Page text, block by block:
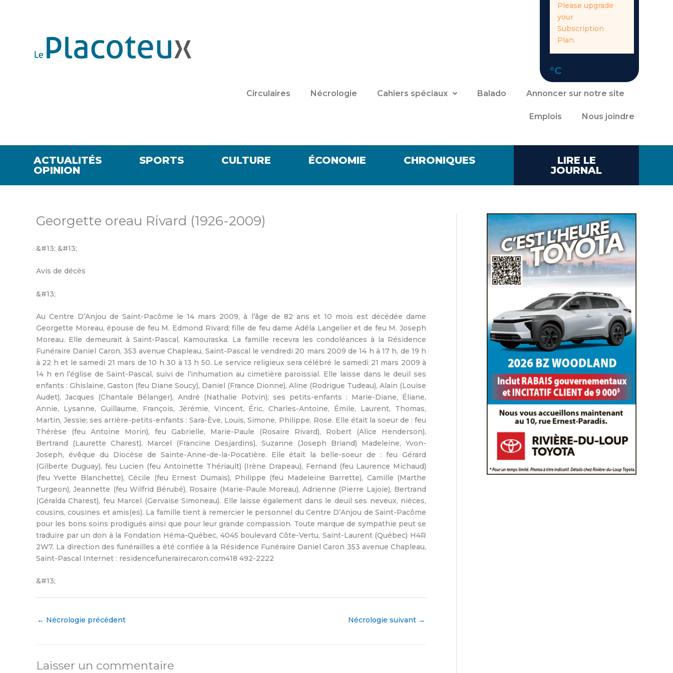
Please upgrade
your
Subscription
Plan.
°C
Circulaires Nécrologie Cahiers spéciaux Balado Annoncer sur notre site
Emplois Nous joindre
ACTUALITÉS SPORTS CULTURE ÉCONOMIE
CHRONIQUES
OPINION
LIRE LE
JOURNAL
Georgette oreau Rivard (1926-2009)
&#13; &#13;
Avis de décès
&#13;
Au Centre D’Anjou de Saint-Pacôme le 14 mars 2009, à l’âge de 82 ans et 10 mois est décédée dame
Georgette Moreau, épouse de feu M. Edmond Rivard; fille de feu dame Adéla Langelier et de feu M. Joseph
Moreau. Elle demeurait à Saint-Pascal, Kamouraska. La famille recevra les condoléances à la Résidence
Funéraire Daniel Caron, 353 avenue Chapleau, Saint-Pascal le vendredi 20 mars 2009 de 14 h à 17 h, de 19 h
à 22 h et le samedi 21 mars de 10 h 30 à 13 h 50. Le service religieux sera célébré le samedi 21 mars 2009 à
14 h en l’église de Saint-Pascal, suivi de l’inhumation au cimetière paroissial. Elle laisse dans le deuil ses
enfants : Ghislaine, Gaston (feu Diane Soucy), Daniel (France Dionne), Aline (Rodrigue Tudeau), Alain (Louise
Audet), Jacques (Chantale Bélanger), André (Nathalie Potvin); ses petits-enfants : Marie-Diane, Éliane,
Annie, Lysanne, Guillaume, François, Jérémie, Vincent, Éric, Charles-Antoine, Émile, Laurent, Thomas,
Martin, Jessie; ses arrière-petits-enfants : Sara-Ève, Louis, Simone, Philippe, Rose. Elle était la soeur de : feu
Thérèse (feu Antoine Morin), feu Gabrielle, Marie-Paule (Rosaire Rivard), Robert (Alice Henderson),
Bertrand (Laurette Charest), Marcel (Francine Desjardins), Suzanne (Joseph Briand) Madeleine, Yvon-
Joseph, évêque du Diocèse de Sainte-Anne-de-la-Pocatière. Elle était la belle-soeur de : feu Gérard
(Gilberte Duguay), feu Lucien (feu Antoinette Thériault) (Irène Drapeau), Fernand (feu Laurence Michaud)
(feu Yvette Blanchette), Cécile (feu Ernest Dumais), Philippe (feu Madeleine Barrette), Camille (Marthe
Turgeon), Jeannette (feu Wilfrid Bérubé), Rosaire (Marie-Paule Moreau), Adrienne (Pierre Lajoie), Bertrand
(Géralda Charest), feu Marcel (Gervaise Simoneau). Elle laisse également dans le deuil ses neveux, nièces,
cousins, cousines et amis(es). La famille tient à remercier le personnel du Centre D’Anjou de Saint-Pacôme
pour les bons soins prodigués ainsi que pour leur grande compassion. Toute marque de sympathie peut se
traduire par un don à la Fondation Héma-Québec, 4045 boulevard Côte-Vertu, Saint-Laurent (Québec) H4R
2W7. La direction des funérailles a été confiée à la Résidence Funéraire Daniel Caron 353 avenue Chapleau,
Saint-Pascal Internet : residencefunerairecaron.com418 492-2222
&#13;
← Nécrologie précédent Nécrologie suivant →
Laisser un commentaire